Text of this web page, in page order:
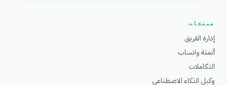
منتجات
إدارة الفريق
أتمتة واتساب
التكاملات
وكيل الذكاء الاصطناعي